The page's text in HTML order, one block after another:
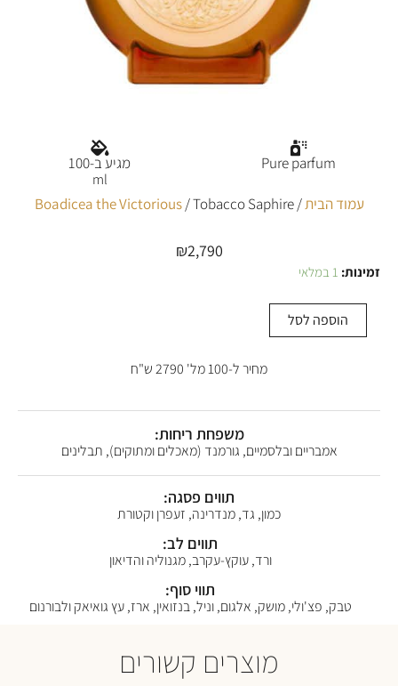
עמוד הבית/
Boadicea the Victorious/ Tobacco Saphire
₪2,790
זמינות:1 במלאי
כמות
Tobaccoהוספה לסל
מחיר ל-100 מל' 2790 ש"ח
משפחת ריחות:
אמבריים ובלסמיים, גורמנד (מאכלים ומתוקים), תבלינים
תווים פסגה:
כמון, גד, מנדרינה, זעפרן וקטורת
תווים לב:
ורד, עוקץ-עקרב, מגנוליה והדיאון
תווי סוף:
טבק, פצ'ולי, מושק, אלגום, וניל, בנזואין, ארז, עץ גואיאק ולבורנום
Pure parfum מגיע ב-100
ml
מוצרים קשורים